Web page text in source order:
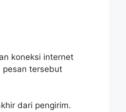
koneksi internet
pesan tersebut
dari pengirim.